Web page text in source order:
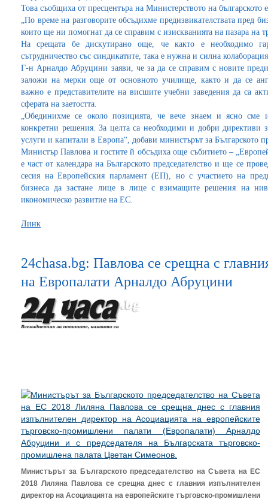
Това съобщиха от пресцентъра на Министерството на българското
„По време на разговорите обсъдихме предизвикателствата пред
които ще ни помогнат да се справим с изискванията на пазара на
На срещата бе дискутирано още, че както е необходимо
сътрудничество със синдикатите, така е нужна и силна
Г-н Арналдо Абруцини заяви, че за да се справим с новите
заложи на мерки още от основното училище, както и да се
важно е представителите на висшите учебни заведения да са
сферата на заетостта.
„Обединихме се около позицията, че вече знаем и ясно сме
конкретни решения. За целта са необходими и добри директиви
услуги и капитали в Европа“, добави министърът за Българското
Министър Павлова и гостите й обсъдиха още събитието –
е част от календара на Българското председателство и ще се
сесия на Европейския парламент (ЕП), но с участието на
бизнеса да застане лице в лице с взимащите решения на
икономическо развитие на ЕС.
Линк
24chasa.bg: Павлова се срещна с
на Европалати Арналдо Абруцини
Министърът за Българското председателство на Съвета на ЕС
2018 Лиляна Павлова се срещна днес с главния изпълнителен
директор на Асоциацията на европейските търговско-промишлени